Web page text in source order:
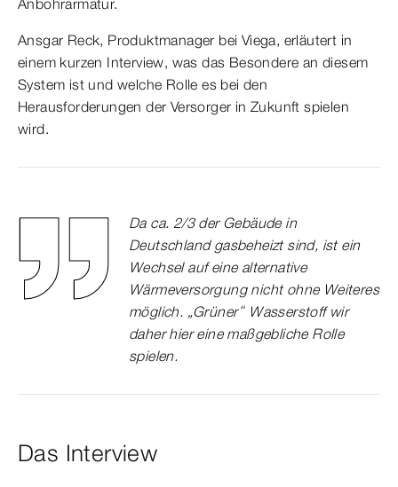
Anbohrarmatur.
Ansgar Reck, Produktmanager bei Viega, erläutert in
einem kurzen Interview, was das Besondere an diesem
System ist und welche Rolle es bei den
Herausforderungen der Versorger in Zukunft spielen
wird.
Da ca. 2/3 der Gebäude in
Deutschland gasbeheizt sind, ist ein
Wechsel auf eine alternative
Wärmeversorgung nicht ohne Weiteres
möglich. „Grüner“ Wasserstoff wir
daher hier eine maßgebliche Rolle
spielen.
Das Interview